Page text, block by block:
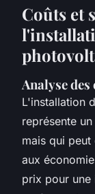
Coûts et
Analyse
L'installation
représente
mais qui
aux
prix pour une